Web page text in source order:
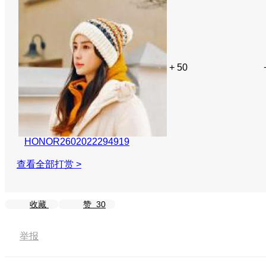
HONOR2602022294919
+ 50
查看全部打赏 >
收藏 赞 30
举报